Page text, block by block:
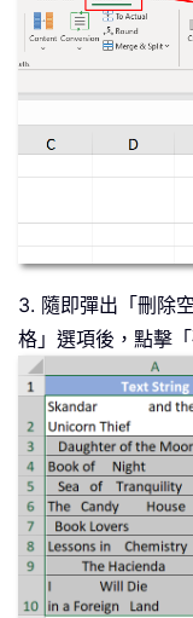
3. 隨即彈出「刪除
格」選項後，點擊